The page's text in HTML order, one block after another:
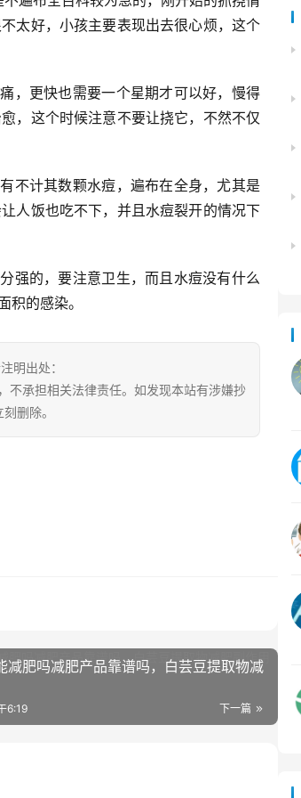
太好，小孩主要表现出去很心烦，这个
，更快也需要一个星期才可以好，慢得
，这个时候注意不要让挠它，不然不仅
不计其数颗水痘，遍布在全身，尤其是
人饭也吃不下，并且水痘裂开的情况下
强的，要注意卫生，而且水痘没有什么
的感染。
明出处：
承担相关法律责任。如发现本站有涉嫌抄
删除。
减肥吗减肥产品靠谱吗，白芸豆提取物减
下一篇
6:19